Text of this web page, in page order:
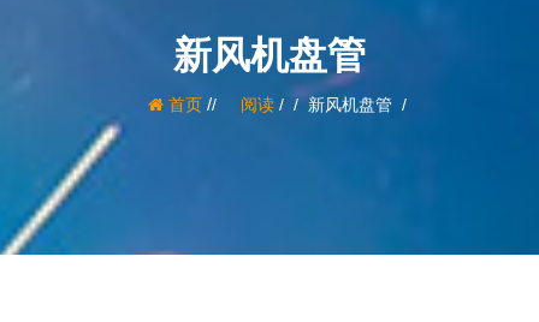
新风机盘管
首页/ 阅读/ 新风机盘管